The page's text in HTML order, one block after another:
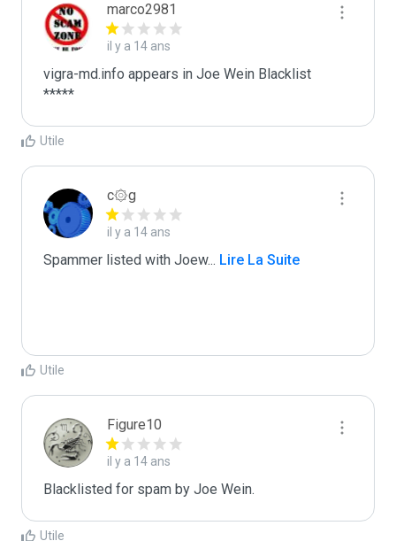
marco2981
il y a 14 ans
vigra-md.info appears in Joe Wein Blacklist
*****
Utile
c۞g
il y a 14 ans
Spammer listed with Joew... Lire La Suite
Utile
Figure10
il y a 14 ans
Blacklisted for spam by Joe Wein.
Utile